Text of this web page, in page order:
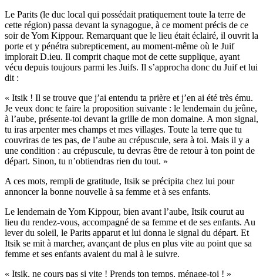
Le Parits (le duc local qui possédait pratiquement toute la terre de
cette région) passa devant la synagogue, à ce moment précis de ce
soir de Yom Kippour. Remarquant que le lieu était éclairé, il ouvrit la
porte et y pénétra subrepticement, au moment-même où le Juif
implorait D.ieu. Il comprit chaque mot de cette supplique, ayant
vécu depuis toujours parmi les Juifs. Il s’approcha donc du Juif et lui
dit :
« Itsik ! Il se trouve que j’ai entendu ta prière et j’en ai été très ému.
Je veux donc te faire la proposition suivante : le lendemain du jeûne,
à l’aube, présente-toi devant la grille de mon domaine. A mon signal,
tu iras arpenter mes champs et mes villages. Toute la terre que tu
couvriras de tes pas, de l’aube au crépuscule, sera à toi. Mais il y a
une condition : au crépuscule, tu devras être de retour à ton point de
départ. Sinon, tu n’obtiendras rien du tout. »
A ces mots, rempli de gratitude, Itsik se précipita chez lui pour
annoncer la bonne nouvelle à sa femme et à ses enfants.
Le lendemain de Yom Kippour, bien avant l’aube, Itsik courut au
lieu du rendez-vous, accompagné de sa femme et de ses enfants. Au
lever du soleil, le Parits apparut et lui donna le signal du départ. Et
Itsik se mit à marcher, avançant de plus en plus vite au point que sa
femme et ses enfants avaient du mal à le suivre.
« Itsik, ne cours pas si vite ! Prends ton temps, ménage-toi ! »